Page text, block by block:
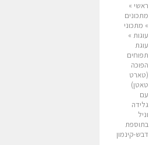
ראשי »
מתכונים
» מתכוני
עוגות »
עוגת
תפוחים
הפוכה
(טארט
טאטן)
עם
גלידה
וניל
בתוספת
דבש-קינמון